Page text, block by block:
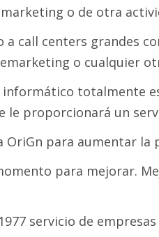
o de otra
call centers grandes
o cualquier
totalmente
le proporcionará un
OriGn para aumentar
para mejorar.
servicio de